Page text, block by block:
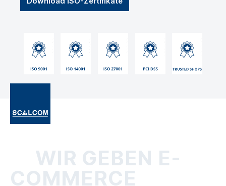
WIR GEBEN E-
COMMERCE